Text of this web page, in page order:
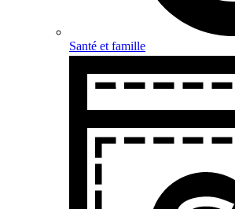
Santé et famille